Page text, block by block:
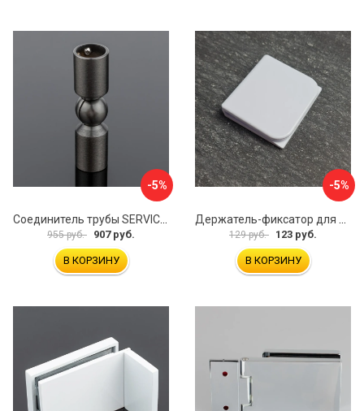
-5%
955 руб. 907 руб.
В КОРЗИНУ
-5%
129 руб. 123 руб.
В КОРЗИНУ